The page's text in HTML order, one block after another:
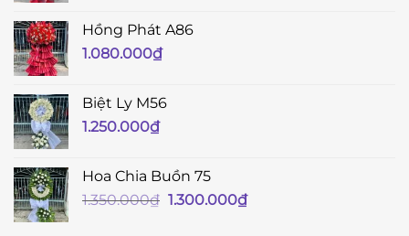
Hồng Phát A86
1.080.000₫
Biệt Ly M56
1.250.000₫
Hoa Chia Buồn 75
1.350.000₫ Giá
1.300.000₫Giá